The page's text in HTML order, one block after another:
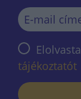
tájékoztatót